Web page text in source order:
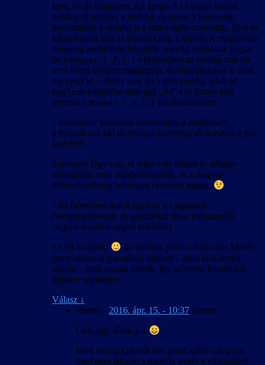
Igen, ez új fejlemény. Az április 9-i frissítés hozott
néhány új nyelvet a játékba, és mivel a közösségi
honosítások a mindig is a lista végére szorultak, 16:9-es
képaránynál már az összes kilóg a képről. A magyarítás
rengeteg problémás telepítője mindig utolsónak jegyzi
be a Magyar (.f.i.) -t (miközben az esetleg már ott
levő többi nyelvet meghagyja, és eltávolításkor is csak
ezt veszi ki – ehhez sem árt a szkriptelés), tehát az
English kijelölése után egy „fel”-t és Entert kell
nyomni a Magyar (.f.i.) kiválasztásához.
>köszönetet szeretnék nyilvánítani a fordításért,
felteszem sok idő és energia belemegy és mindezt a fun
kedvéért
Szívesen! Úgy van, el lehet vele tölteni jó néhány
munkaórát, mire minden összeáll, és a magyar
játékosközösség boldogan rávetheti magát.
>ha bármiben tudok segíteni a csapatnak
(webprogramozó, és gyakorlott linux felhasználó
vagyok medium angol tudással)
Ez jól hangzik.
Itt alattunk pont volt linuxos kérdés
(meg maces is jön néha), amihez – mint ki is derült
rögtön – nem igazán értünk, így szívesen fogadnánk
minden segítséget.
Válasz ↓
Phresh - 2016. ápr. 15. - 10:37 szerint:
Oké, úgy tűnik 1-1
Mint utólag kiderült sok gond azért volt gond,
mert nem látszott a magyar nyelv a választható